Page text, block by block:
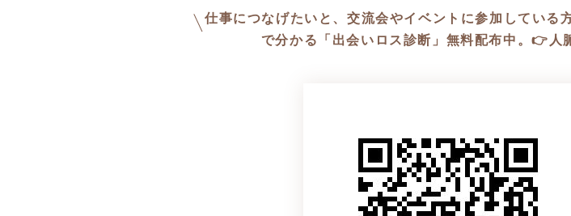
仕事につなげたいと、交流会やイベントに参加してい
で分かる「出会いロス診断」無料配布中。👉人